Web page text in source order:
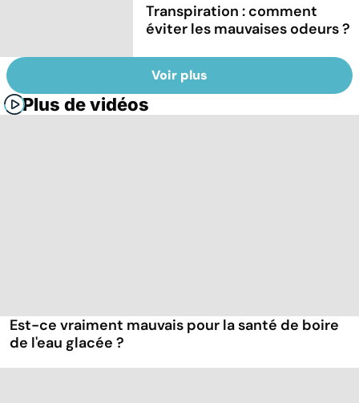
Transpiration : comment
éviter les mauvaises odeurs ?
Voir plus
Plus de vidéos
Est-ce vraiment mauvais pour la santé de boire
de l'eau glacée ?